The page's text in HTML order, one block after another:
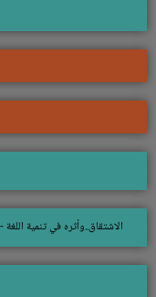
الاشتقاق..وأثره في تنمية